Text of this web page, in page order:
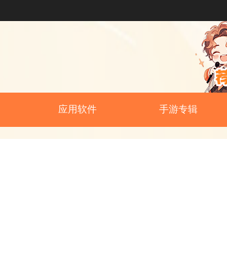
应用软件 手游专辑